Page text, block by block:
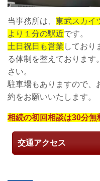
当事務所は、 東武スカイ
より１分の駅近です。
土日祝日も営業 しており
る体制を整えておりま
さい。
駐車場もありますので、
約をお願いいたします。
相続の初回相談は30分無
交通アクセス